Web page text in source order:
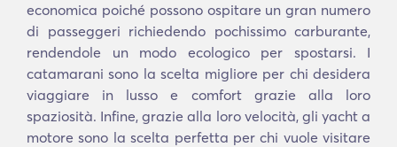
economica poiché possono ospitare un gran numero
di passeggeri richiedendo pochissimo carburante,
rendendole un modo ecologico per spostarsi. I
catamarani sono la scelta migliore per chi desidera
viaggiare in lusso e comfort grazie alla loro
spaziosità. Infine, grazie alla loro velocità, gli yacht a
motore sono la scelta perfetta per chi vuole visitare